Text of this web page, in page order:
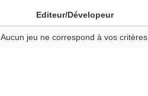
Editeur/Dévelopeur
Aucun jeu ne correspond à vos critères.